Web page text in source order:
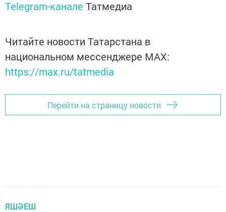
Telegram-канале Татмедиа
Читайте новости Татарстана в
национальном мессенджере MАХ:
https://max.ru/tatmedia
Перейти на страницу новости
ЯШӘЕШ